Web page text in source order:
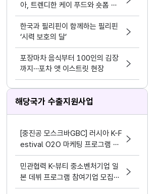
아, 트렌디한 케이 푸드와 숏폼 마
케팅 결합
한국과 필리핀이 함께하는 필리핀
‘시력 보호의 달’
포장마차 음식부터 100인의 김장
까지…포차 앳 이스트릿 현장
해당국가 수출지원사업
[중진공 모스크바GBC] 러시아 K-F
estival O2O 마케팅 프로그램 참
여기업 모집 공고(~8.19)
민관협력 K-뷰티 중소벤처기업 일
본 데뷔 프로그램 참여기업 모집공
고